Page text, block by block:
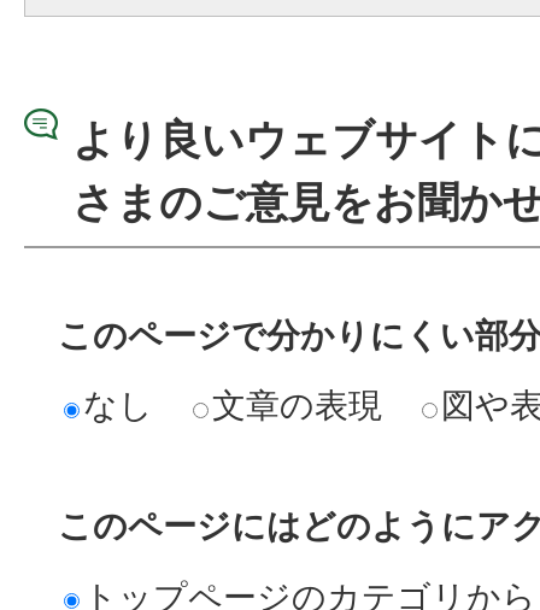
より良いウェブサイト
さまのご意見をお聞か
このページで分かりにくい部
なし
文章の表現 図や
このページにはどのようにア
トップページのカテゴリから